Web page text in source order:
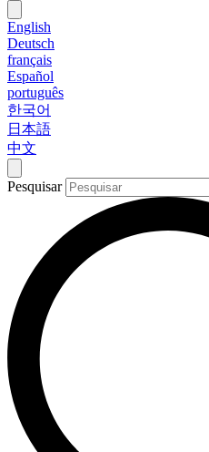
English
Deutsch
français
Español
português
한국어
日本語
中文
Pesquisar